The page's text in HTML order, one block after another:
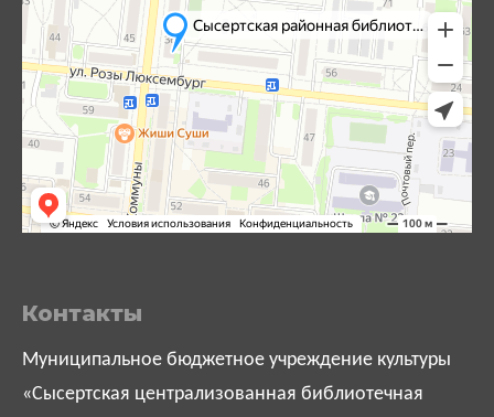
Контакты
Муниципальное бюджетное учреждение культуры
«Сысертская централизованная библиотечная